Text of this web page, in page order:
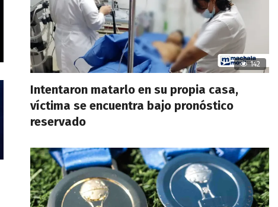
142
Intentaron matarlo en su propia casa,
víctima se encuentra bajo pronóstico
reservado